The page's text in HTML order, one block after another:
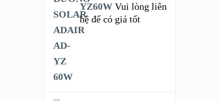
YZ60W Vui lòng liên
hệ để có giá tốt